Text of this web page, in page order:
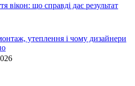
вікон: що справді дає результат
утеплення і чому дизайнери